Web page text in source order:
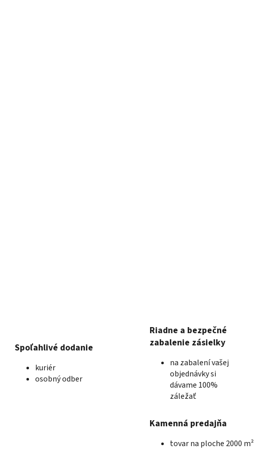
Spoľahlivé dodanie
kuriér
osobný odber
Riadne a bezpečné
zabalenie zásielky
na zabalení vašej
objednávky si
dávame 100%
záležať
Kamenná predajňa
tovar na ploche 2000 m²